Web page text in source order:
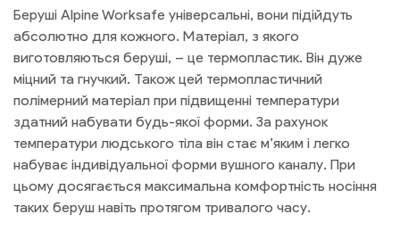
Беруші Alpine Worksafe універсальні, вони підійдуть
абсолютно для кожного. Матеріал, з якого
виготовляються беруші, – це термопластик. Він дуже
міцний та гнучкий. Також цей термопластичний
полімерний матеріал при підвищенні температури
здатний набувати будь-якої форми. За рахунок
температури людського тіла він стає м’яким і легко
набуває індивідуальної форми вушного каналу. При
цьому досягається максимальна комфортність носіння
таких беруш навіть протягом тривалого часу.